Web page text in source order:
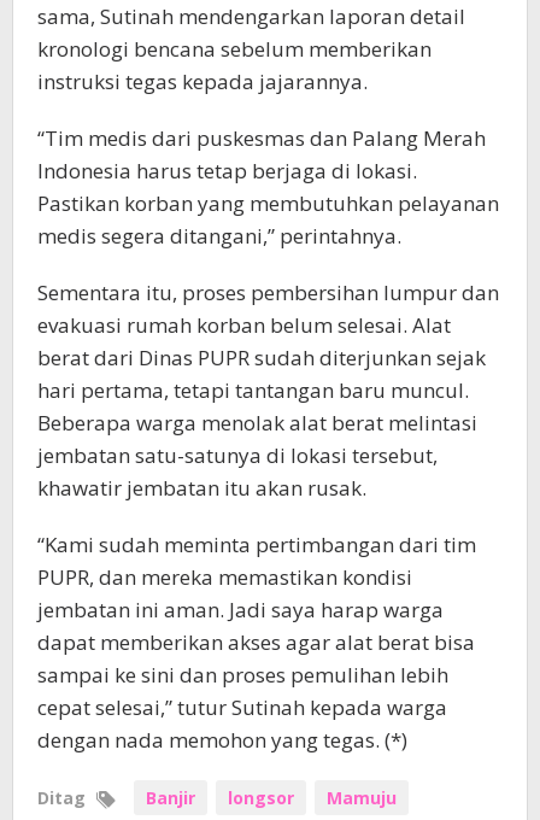
sama, Sutinah mendengarkan laporan detail
kronologi bencana sebelum memberikan
instruksi tegas kepada jajarannya.
“Tim medis dari puskesmas dan Palang Merah
Indonesia harus tetap berjaga di lokasi.
Pastikan korban yang membutuhkan pelayanan
medis segera ditangani,” perintahnya.
Sementara itu, proses pembersihan lumpur dan
evakuasi rumah korban belum selesai. Alat
berat dari Dinas PUPR sudah diterjunkan sejak
hari pertama, tetapi tantangan baru muncul.
Beberapa warga menolak alat berat melintasi
jembatan satu-satunya di lokasi tersebut,
khawatir jembatan itu akan rusak.
“Kami sudah meminta pertimbangan dari tim
PUPR, dan mereka memastikan kondisi
jembatan ini aman. Jadi saya harap warga
dapat memberikan akses agar alat berat bisa
sampai ke sini dan proses pemulihan lebih
cepat selesai,” tutur Sutinah kepada warga
dengan nada memohon yang tegas. (*)
Ditag Banjir longsor Mamuju